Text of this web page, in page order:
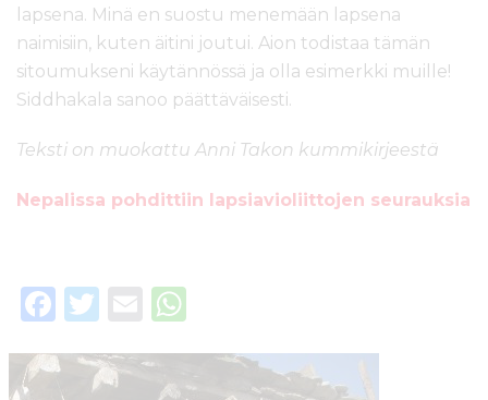
lapsena. Minä en suostu menemään lapsena
naimisiin, kuten äitini joutui. Aion todistaa tämän
sitoumukseni käytännössä ja olla esimerkki muille!
Siddhakala sanoo päättäväisesti.
Teksti on muokattu Anni Takon kummikirjeestä
Nepalissa pohdittiin lapsiavioliittojen seurauksia
F
c
T
it
E
ai